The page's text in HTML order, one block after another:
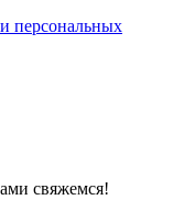
персональных
свяжемся!